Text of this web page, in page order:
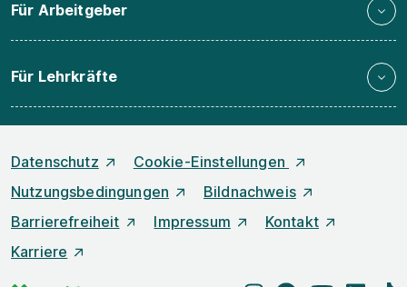
Für Arbeitgeber
Für Lehrkräfte
Datenschutz
Cookie-Einstellungen
Nutzungsbedingungen
Bildnachweis
Barrierefreiheit
Impressum
Kontakt
Karriere